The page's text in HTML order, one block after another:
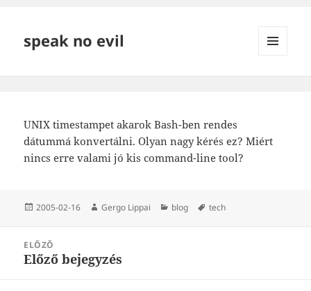
speak no evil
UNIX timestampet akarok Bash-ben rendes
dátummá konvertálni. Olyan nagy kérés ez? Miért
nincs erre valami jó kis command-line tool?
Közzétéve
2005-02-16 Szerző
Gergo Lippai Kategória
blog Címke
tech
navigáció
ELŐZŐ
Korábbi
Előző bejegyzés